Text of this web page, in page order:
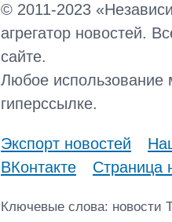
© 2011-2023
агрегатор новостей.
сайте.
Любое использование
гиперссылке.
Экспорт новостей
ВКонтакте
Страница
Ключевые слова: новости